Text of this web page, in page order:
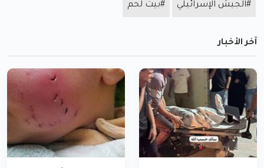
#الجيش الإسرائيلي #بيت لحم
آخر الأخبار